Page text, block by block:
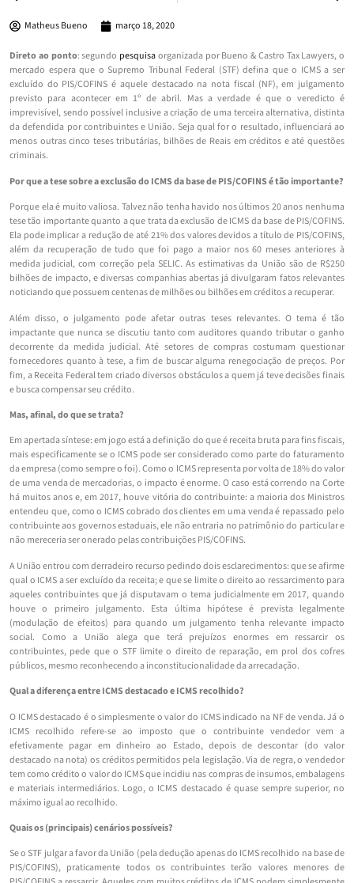
Matheus Bueno março 18, 2020
Direto ao ponto: segundo pesquisaorganizada por Bueno & Castro Tax Lawyers, o
mercado espera que o Supremo Tribunal Federal (STF) defina que o ICMS a ser
excluído do PIS/COFINS é aquele destacado na nota fiscal (NF), em julgamento
previsto para acontecer em 1º de abril. Mas a verdade é que o veredicto é
imprevisível, sendo possível inclusive a criação de uma terceira alternativa, distinta
da defendida por contribuintes e União. Seja qual for o resultado, influenciará ao
menos outras cinco teses tributárias, bilhões de Reais em créditos e até questões
criminais.
Por que a tese sobre a exclusão do ICMS da base de PIS/COFINS é tão importante?
Porque ela é muito valiosa. Talvez não tenha havido nos últimos 20 anos nenhuma
tese tão importante quanto a que trata da exclusão de ICMS da base de PIS/COFINS.
Ela pode implicar a redução de até 21% dos valores devidos a título de PIS/COFINS,
além da recuperação de tudo que foi pago a maior nos 60 meses anteriores à
medida judicial, com correção pela SELIC. As estimativas da União são de R$250
bilhões de impacto, e diversas companhias abertas já divulgaram fatos relevantes
noticiando que possuem centenas de milhões ou bilhões em créditos a recuperar.
Além disso, o julgamento pode afetar outras teses relevantes. O tema é tão
impactante que nunca se discutiu tanto com auditores quando tributar o ganho
decorrente da medida judicial. Até setores de compras costumam questionar
fornecedores quanto à tese, a fim de buscar alguma renegociação de preços. Por
fim, a Receita Federal tem criado diversos obstáculos a quem já teve decisões finais
e busca compensar seu crédito.
Mas, afinal, do que se trata?
Em apertada síntese: em jogo está a definição do que é receita bruta para fins fiscais,
mais especificamente se o ICMS pode ser considerado como parte do faturamento
da empresa (como sempre o foi). Como o ICMS representa por volta de 18% do valor
de uma venda de mercadorias, o impacto é enorme. O caso está correndo na Corte
há muitos anos e, em 2017, houve vitória do contribuinte: a maioria dos Ministros
entendeu que, como o ICMS cobrado dos clientes em uma venda é repassado pelo
contribuinte aos governos estaduais, ele não entraria no patrimônio do particular e
não mereceria ser onerado pelas contribuições PIS/COFINS.
A União entrou com derradeiro recurso pedindo dois esclarecimentos: que se afirme
qual o ICMS a ser excluído da receita; e que se limite o direito ao ressarcimento para
aqueles contribuintes que já disputavam o tema judicialmente em 2017, quando
houve o primeiro julgamento. Esta última hipótese é prevista legalmente
(modulação de efeitos) para quando um julgamento tenha relevante impacto
social. Como a União alega que terá prejuízos enormes em ressarcir os
contribuintes, pede que o STF limite o direito de reparação, em prol dos cofres
públicos, mesmo reconhecendo a inconstitucionalidade da arrecadação.
Qual a diferença entre ICMS destacado e ICMS recolhido?
O ICMS destacado é o simplesmente o valor do ICMS indicado na NF de venda. Já o
ICMS recolhido refere-se ao imposto que o contribuinte vendedor vem a
efetivamente pagar em dinheiro ao Estado, depois de descontar (do valor
destacado na nota) os créditos permitidos pela legislação. Via de regra, o vendedor
tem como crédito o valor do ICMS que incidiu nas compras de insumos, embalagens
e materiais intermediários. Logo, o ICMS destacado é quase sempre superior, no
máximo igual ao recolhido.
Quais os (principais) cenários possíveis?
Se o STF julgar a favor da União (pela dedução apenas do ICMS recolhido na base de
PIS/COFINS), praticamente todos os contribuintes terão valores menores de